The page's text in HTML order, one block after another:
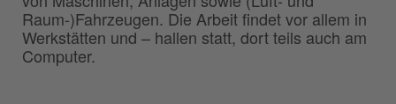
Raum-)Fahrzeugen. Die Arbeit findet vor allem in
Werkstätten und – hallen statt, dort teils auch am
Computer.